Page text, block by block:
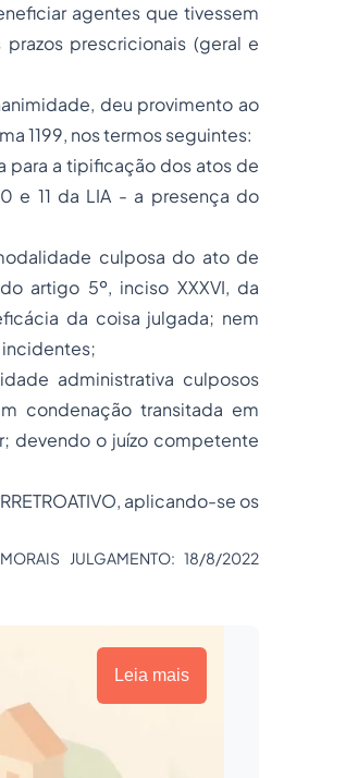
agentes que tivessem
prescricionais (geral e
deu provimento ao
1199, nos termos seguintes:
para a tipificação dos atos de
e 11 da LIA - a presença do
culposa do ato de
artigo 5º, inciso XXXVI, da
da coisa julgada; nem
incidentes;
administrativa culposos
condenação transitada em
devendo o juízo competente
aplicando-se os
JULGAMENTO: 18/8/2022
Leia mais